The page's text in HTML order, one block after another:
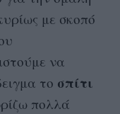
με σκοπό
να
το σπίτι
πολλά